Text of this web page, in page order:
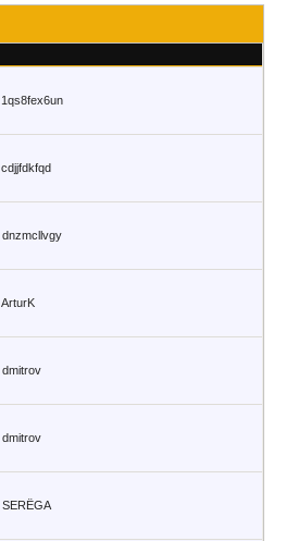
1qs8fex6un
cdjjfdkfqd
dnzmcllvgy
ArturK
dmitrov
dmitrov
SERЁGA